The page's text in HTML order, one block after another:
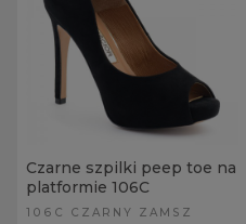
Czarne szpilki peep toe na
platformie 106C
106C CZARNY ZAMSZ